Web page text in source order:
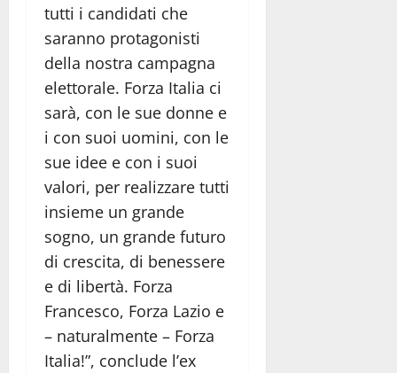
tutti i candidati che
saranno protagonisti
della nostra campagna
elettorale. Forza Italia ci
sarà, con le sue donne e
i con suoi uomini, con le
sue idee e con i suoi
valori, per realizzare tutti
insieme un grande
sogno, un grande futuro
di crescita, di benessere
e di libertà. Forza
Francesco, Forza Lazio e
– naturalmente – Forza
Italia!”, conclude l’ex